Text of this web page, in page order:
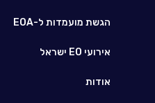
הגשת מועמדות ל-EOA
אירועי EO ישראל
אודות